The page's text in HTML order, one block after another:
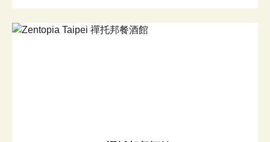
through the heart of Jiangnan—right here in the misty
鮮食材 打造出有溫度的料理美食 無眠擁有好喝咖啡與溫暖
甜點 輕工業風的裝潢 在開放式廚房的香氣氛圍中 一同來場
美食嘉年華吧